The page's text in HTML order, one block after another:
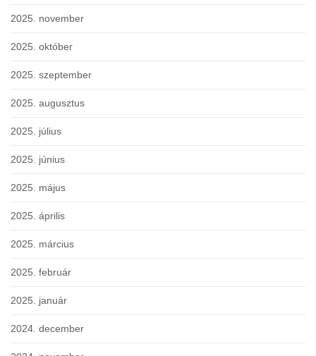
2025. november
2025. október
2025. szeptember
2025. augusztus
2025. július
2025. június
2025. május
2025. április
2025. március
2025. február
2025. január
2024. december